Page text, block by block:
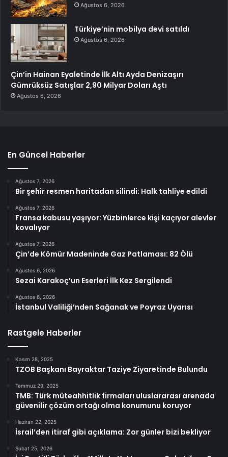
Ağustos 6, 2026
Türkiye’nin mobilya devi satıldı
Ağustos 6, 2026
Çin’in Hainan Eyaletinde İlk Altı Ayda Denizaşırı
Gümrüksüz Satışlar 2,90 Milyar Doları Aştı
Ağustos 6, 2026
En Güncel Haberler
Ağustos 7, 2026
Bir şehir resmen haritadan silindi: Halk tahliye edildi
Ağustos 7, 2026
Fransa kabusu yaşıyor: Yüzbinlerce kişi kaçıyor alevler
kovalıyor
Ağustos 7, 2026
Çin’de Kömür Madeninde Gaz Patlaması: 82 Ölü
Ağustos 6, 2026
Sezai Karakoç’un Eserleri İlk Kez Sergilendi
Ağustos 6, 2026
İstanbul Valiliği’nden Sağanak ve Poyraz Uyarısı
Rastgele Haberler
Kasım 28, 2025
TZOB Başkanı Bayraktar Taziye Ziyaretinde Bulundu
Temmuz 29, 2025
TMB: Türk müteahhitlik firmaları uluslararası arenada
güvenilir çözüm ortağı olma konumunu koruyor
Haziran 22, 2025
İsrail’den itiraf gibi açıklama: Zor günler bizi bekliyor
Şubat 25, 2026